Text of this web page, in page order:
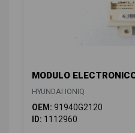
MODULO
HYUNDAI IONIQ
OEM: 91940G2120
ID: 1112960